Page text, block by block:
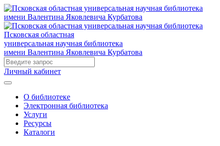
Псковская областная
универсальная научная библиотека
имени Валентина Яковлевича Курбатова
Личный кабинет
О библиотеке
Электронная библиотека
Услуги
Ресурсы
Каталоги